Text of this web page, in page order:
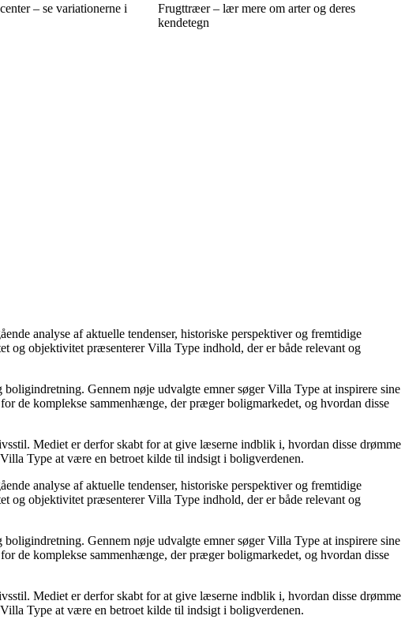
– se variationerne i
Frugttræer – lær mere om arter og deres
kendetegn
analyse af aktuelle tendenser, historiske perspektiver og fremtidige
og objektivitet præsenterer Villa Type indhold, der er både relevant og
Gennem nøje udvalgte emner søger Villa Type at inspirere sine
de komplekse sammenhænge, der præger boligmarkedet, og hvordan disse
Mediet er derfor skabt for at give læserne indblik i, hvordan disse drømme
Type at være en betroet kilde til indsigt i boligverdenen.
analyse af aktuelle tendenser, historiske perspektiver og fremtidige
og objektivitet præsenterer Villa Type indhold, der er både relevant og
Gennem nøje udvalgte emner søger Villa Type at inspirere sine
de komplekse sammenhænge, der præger boligmarkedet, og hvordan disse
Mediet er derfor skabt for at give læserne indblik i, hvordan disse drømme
Type at være en betroet kilde til indsigt i boligverdenen.